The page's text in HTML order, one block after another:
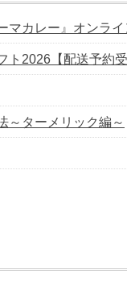
マカレー』オンラ
ト2026【配送予約受
～ターメリック編～